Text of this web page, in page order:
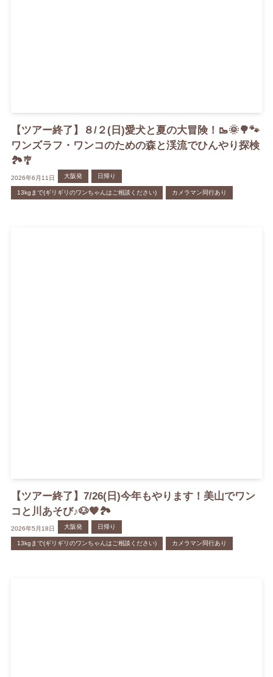
【ツアー終了】８/２(日)愛犬と夏の大冒険！🥾🌞🌳🐾
ワンズラフ・ワンコのための森と渓流でひんやり探検
🏞️🎐
2026年6月11日 大阪発 日帰り
13kgまで(ギリギリのワンちゃんはご相談ください) カメラマン同行あり
【ツアー終了】7/26(日)今年もやります！美山でワン
コと川あそび♪🐶🧡🏞
2026年5月18日 大阪発 日帰り
13kgまで(ギリギリのワンちゃんはご相談ください) カメラマン同行あり